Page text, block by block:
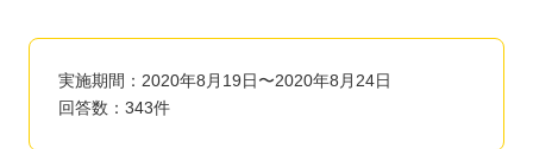
実施期間：2020年8月19日〜2020年8月24日
回答数：343件